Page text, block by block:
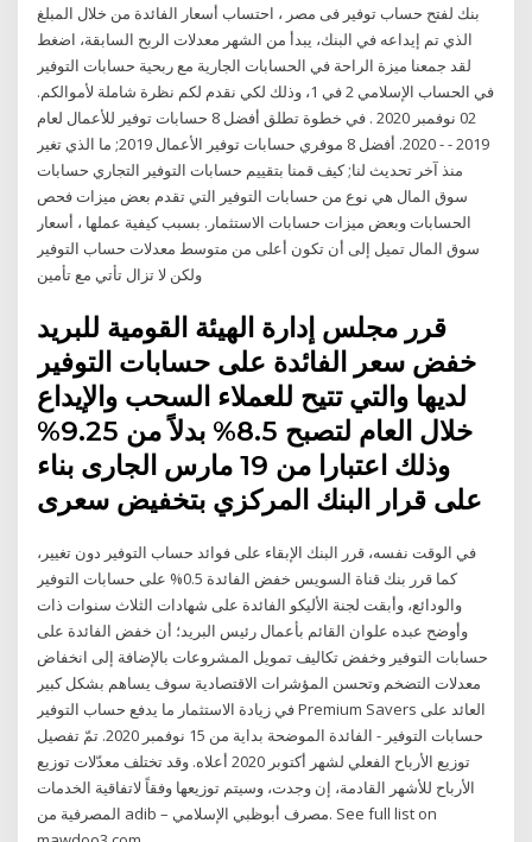
بنك لفتح حساب توفير فى مصر ، احتساب أسعار الفائدة من خلال المبلغ
الذي تم إيداعه في البنك، يبدأ من الشهر معدلات الربح السابقة، اضغط
لقد جمعنا ميزة الراحة في الحسابات الجارية مع ربحية حسابات التوفير
في الحساب الإسلامي 2 في 1، وذلك لكي نقدم لكم نظرة شاملة لأموالكم.
02 نوفمبر 2020 . في خطوة تطلق أفضل 8 حسابات توفير للأعمال لعام
2019 - - 2020. أفضل 8 موفري حسابات توفير الأعمال 2019; ما الذي تغير
منذ آخر تحديث لنا; كيف قمنا بتقييم حسابات التوفير التجاري حسابات
سوق المال هي نوع من حسابات التوفير التي تقدم بعض ميزات فحص
الحسابات وبعض ميزات حسابات الاستثمار. بسبب كيفية عملها ، أسعار
سوق المال تميل إلى أن تكون أعلى من متوسط معدلات حساب التوفير
ولكن لا تزال تأتي مع تأمين
قرر مجلس إدارة الهيئة القومية للبريد
خفض سعر الفائدة على حسابات التوفير
لديها والتي تتيح للعملاء السحب والإيداع
خلال العام لتصبح 8.5% بدلاً من 9.25%
وذلك اعتبارا من 19 مارس الجارى بناء
على قرار البنك المركزي بتخفيض سعرى
في الوقت نفسه، قرر البنك الإبقاء على فوائد حساب التوفير دون تغيير،
كما قرر بنك قناة السويس خفض الفائدة 0.5% على حسابات التوفير
والودائع، وأبقت لجنة الأليكو الفائدة على شهادات الثلاث سنوات ذات
وأوضح عبده علوان القائم بأعمال رئيس البريد؛ أن خفض الفائدة على
حسابات التوفير وخفض تكاليف تمويل المشروعات بالإضافة إلى انخفاض
معدلات التضخم وتحسن المؤشرات الاقتصادية سوف يساهم بشكل كبير
في زيادة الاستثمار ما يدفع حساب التوفير Premium Savers العائد على
حسابات التوفير - الفائدة الموضحة بداية من 15 نوفمبر 2020. تمّ تفصيل
توزيع الأرباح الفعلي لشهر أكتوبر 2020 أعلاه. وقد تختلف معدّلات توزيع
الأرباح للأشهر القادمة، إن وجدت، وسيتم توزيعها وفقاً لاتفاقية الخدمات
المصرفية من adib – مصرف أبوظبي الإسلامي. See full list on